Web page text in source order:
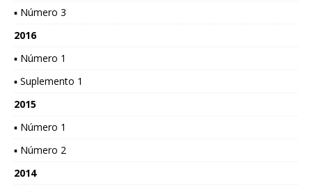
▪ Número 3
2016
▪ Número 1
▪ Suplemento 1
2015
▪ Número 1
▪ Número 2
2014